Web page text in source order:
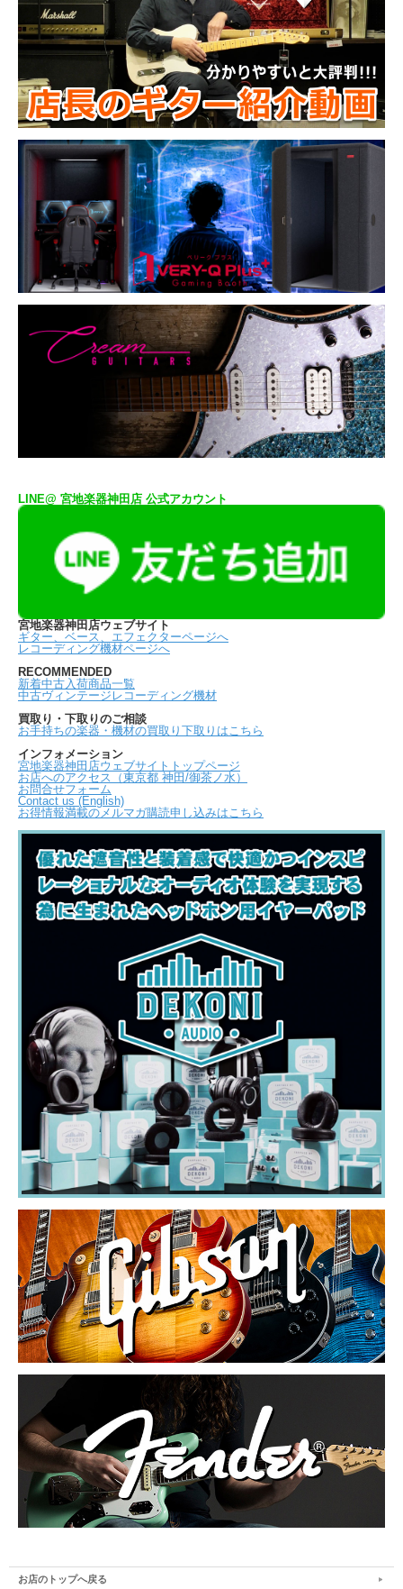
LINE@ 宮地楽器神田店 公式アカウント
宮地楽器神田店ウェブサイト
ギター、ベース、エフェクターページへ
レコーディング機材ページへ
RECOMMENDED
新着中古入荷商品一覧
中古ヴィンテージレコーディング機材
買取り・下取りのご相談
お手持ちの楽器・機材の買取り下取りはこちら
インフォメーション
宮地楽器神田店ウェブサイトトップページ
お店へのアクセス（東京都 神田/御茶ノ水）
お問合せフォーム
Contact us (English)
お得情報満載のメルマガ購読申し込みはこちら
お店のトップへ戻る